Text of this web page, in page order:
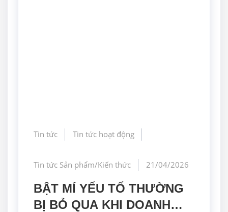
Tin tức Tin tức hoạt động
Tin tức Sản phẩm/Kiến thức 21/04/2026
BẬT MÍ YẾU TỐ THƯỜNG
BỊ BỎ QUA KHI DOANH